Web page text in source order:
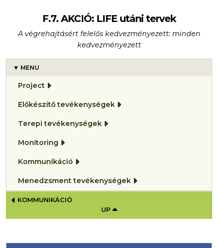
F.7. AKCIÓ: LIFE utáni tervek
A végrehajtásért felelős kedvezményezett: minden
kedvezményezett
MENU
Project
Előkészítő tevékenységek
Terepi tevékenységek
Monitoring
Kommunikáció
Menedzsment tevékenységek
BOOK TRAVERSAL LINKS FOR
KOMMUNIKÁCIÓ
UP